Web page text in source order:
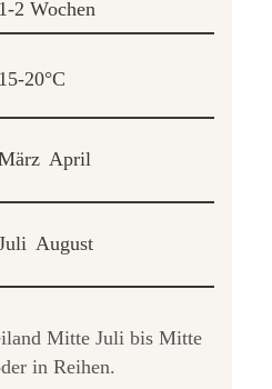
1-2 Wochen
15-20°C
April
August
Mitte Juli bis Mitte
in Reihen.